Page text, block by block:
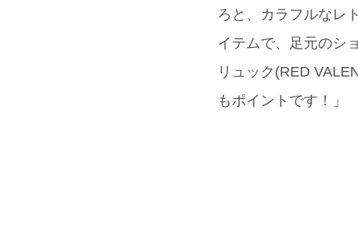
ろと、カラフルなレ
イテムで、足元のシ
リュック(RED
もポイントです！」